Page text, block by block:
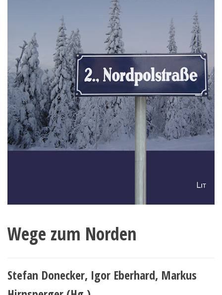
Wege zum Norden
Stefan Donecker, Igor Eberhard, Markus